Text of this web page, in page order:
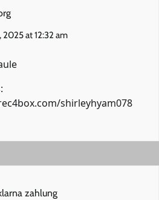
2025 at 12:32 am
shirleyhyam078
zahlung